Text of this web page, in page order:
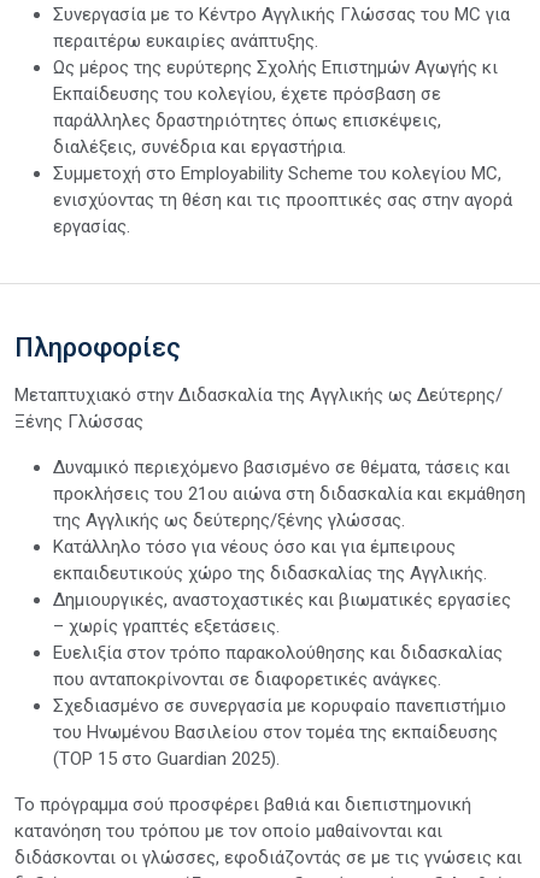
Συνεργασία με το Κέντρο Αγγλικής Γλώσσας του MC για
περαιτέρω ευκαιρίες ανάπτυξης.
Ως μέρος της ευρύτερης Σχολής Επιστημών Αγωγής κι
Εκπαίδευσης του κολεγίου, έχετε πρόσβαση σε
παράλληλες δραστηριότητες όπως επισκέψεις,
διαλέξεις, συνέδρια και εργαστήρια.
Συμμετοχή στο Employability Scheme του κολεγίου MC,
ενισχύοντας τη θέση και τις προοπτικές σας στην αγορά
εργασίας.
Πληροφορίες
Μεταπτυχιακό στην Διδασκαλία της Αγγλικής ως Δεύτερης/
Ξένης Γλώσσας
Δυναμικό περιεχόμενο βασισμένο σε θέματα, τάσεις και
προκλήσεις του 21ου αιώνα στη διδασκαλία και εκμάθηση
της Αγγλικής ως δεύτερης/ξένης γλώσσας.
Κατάλληλο τόσο για νέους όσο και για έμπειρους
εκπαιδευτικούς χώρο της διδασκαλίας της Αγγλικής.
Δημιουργικές, αναστοχαστικές και βιωματικές εργασίες
– χωρίς γραπτές εξετάσεις.
Ευελιξία στον τρόπο παρακολούθησης και διδασκαλίας
που ανταποκρίνονται σε διαφορετικές ανάγκες.
Σχεδιασμένο σε συνεργασία με κορυφαίο πανεπιστήμιο
του Ηνωμένου Βασιλείου στον τομέα της εκπαίδευσης
(TOP 15 στο Guardian 2025).
Το πρόγραμμα σού προσφέρει βαθιά και διεπιστημονική
κατανόηση του τρόπου με τον οποίο μαθαίνονται και
διδάσκονται οι γλώσσες, εφοδιάζοντάς σε με τις γνώσεις και